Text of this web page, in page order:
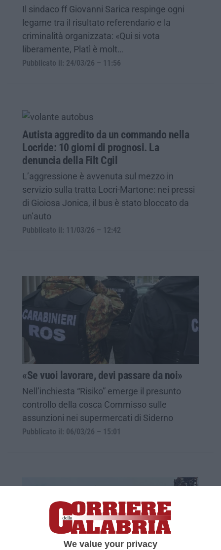
We value your privacy
Il sindaco ff Giovanni Sarica respinge ogni
legame tra il risultato referendario e la
criminalità organizzata: «Qui si vota
liberamente, Platì è molt…
Pubblicato il: 24/03/26 – 11:56
Autista aggredito da un commando nella
Locride: 10 giorni di prognosi. La
denuncia della Filt Cgil
L’aggressione è avvenuta sul mezzo in
servizio sulla tratta Locri-Martone: nei pressi
di Gioiosa Jonica, il bus è stato bloccato da
un’auto
Pubblicato il: 11/03/26 – 12:42
«Se vuoi lavorare, devi passare da noi»
Nell’inchiesta “Risiko” emerge il presunto
controllo della cosca Commisso sulle
assunzioni nei supermercati di Siderno
Pubblicato il: 06/03/26 – 15:01